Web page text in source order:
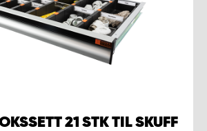
21 STK TIL SKUFF